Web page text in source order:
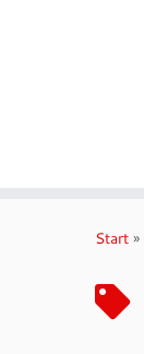
Start »